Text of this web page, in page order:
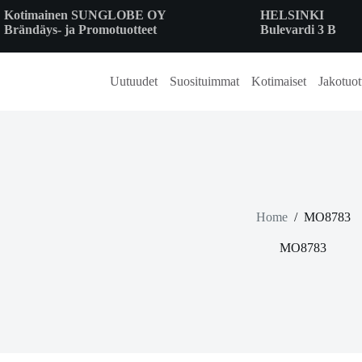
to
content
Kotimainen SUNGLOBE OY
Brändäys- ja Promotuotteet
HELSINKI
Bulevardi 3 B
Uutuudet Suosituimmat Kotimaiset
Home / MO8783
MO8783